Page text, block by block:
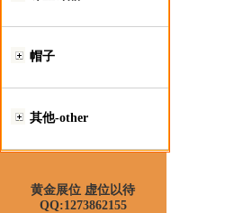
帽子
其他-other
黄金展位 虚位以待
QQ:1273862155